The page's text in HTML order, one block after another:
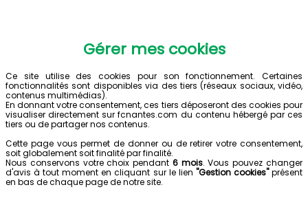
Gérer mes cookies
Ce site utilise des cookies pour son fonctionnement. Certaines
fonctionnalités sont disponibles via des tiers (réseaux sociaux, vidéo,
contenus multimédias).
En donnant votre consentement, ces tiers déposeront des cookies pour
visualiser directement sur fcnantes.com du contenu hébergé par ces
tiers ou de partager nos contenus.
Cette page vous permet de donner ou de retirer votre consentement,
soit globalement soit finalité par finalité.
Nous conservons votre choix pendant 6 mois. Vous pouvez changer
d'avis à tout moment en cliquant sur le lien "Gestion cookies"présent
en bas de chaque page de notre site.